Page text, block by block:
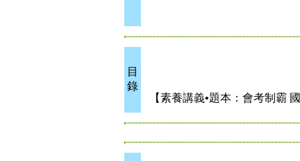
目
錄
【素養講義•題本：會考制霸